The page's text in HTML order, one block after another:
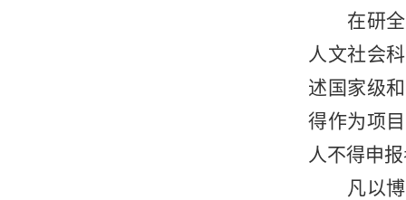
在研
人文社会
述国家级
得作为项
人不得申
凡以